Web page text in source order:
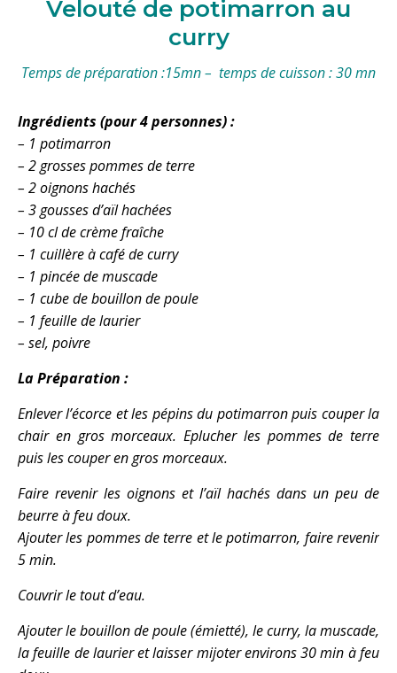
Velouté de potimarron au
curry
Temps de préparation :15mn – temps de cuisson : 30 mn
Ingrédients (pour 4 personnes) :
– 1 potimarron
– 2 grosses pommes de terre
– 2 oignons hachés
– 3 gousses d’aïl hachées
– 10 cl de crème fraîche
– 1 cuillère à café de curry
– 1 pincée de muscade
– 1 cube de bouillon de poule
– 1 feuille de laurier
– sel, poivre
La Préparation :
Enlever l’écorce et les pépins du potimarron puis couper la
chair en gros morceaux. Eplucher les pommes de terre
puis les couper en gros morceaux.
Faire revenir les oignons et l’aïl hachés dans un peu de
beurre à feu doux.
Ajouter les pommes de terre et le potimarron, faire revenir
5 min.
Couvrir le tout d’eau.
Ajouter le bouillon de poule (émietté), le curry, la muscade,
la feuille de laurier et laisser mijoter environs 30 min à feu